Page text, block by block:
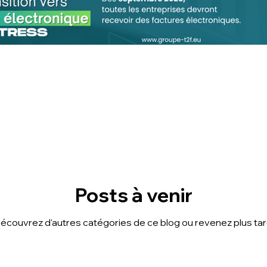
Posts à venir
d'autres catégories de ce blog ou revenez plus